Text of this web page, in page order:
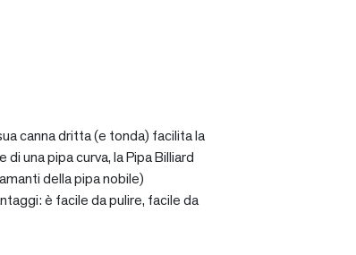
canna dritta (e tonda) facilita la
una pipa curva, la Pipa Billiard
della pipa nobile)
è facile da pulire, facile da